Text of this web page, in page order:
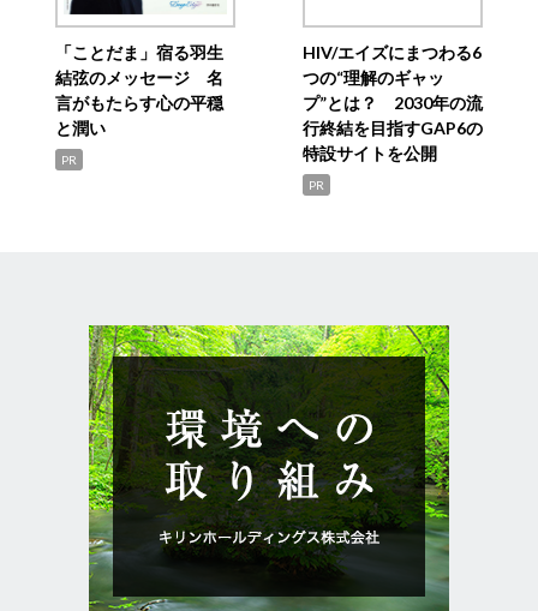
「ことだま」宿る羽生
結弦のメッセージ 名
言がもたらす心の平穏
と潤い
PR
HIV/エイズにまつわる6
つの“理解のギャッ
プ”とは？ 2030年の流
行終結を目指すGAP6の
特設サイトを公開
PR